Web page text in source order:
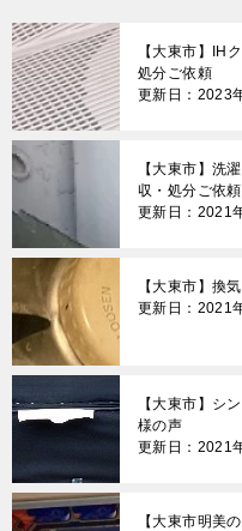
ゲ
ー
シ
ョ
ン
【大東市】IH
処分ご依頼
更新日：2023
【大東市】洗
収・処分ご依頼
更新日：2021
【大東市】換
更新日：2021
【大東市】シ
様の声
更新日：2021
【大東市明美